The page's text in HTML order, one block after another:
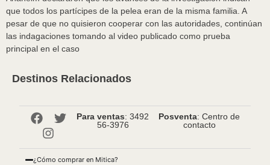
que todos los partícipes de la pelea eran de la misma familia. A
pesar de que no quisieron cooperar con las autoridades, continúan
las indagaciones tomando al video publicado como prueba
principal en el caso
Destinos Relacionados
Para ventas: 3492
56-3976
Posventa: Centro de
contacto
¿Cómo comprar en Mitica?